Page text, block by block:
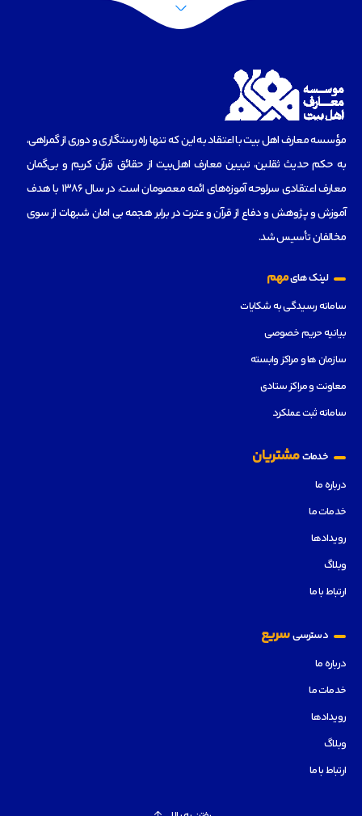
مؤسسه‌ معارف اهل بیت با اعتقاد به این که تنها راه رستگاری و دوری از گمراهی،
به حکم حدیث ثقلین، تبیین معارف اهل‌بیت از حقائق قرآن کریم و بی‌گمان
معارف اعتقادی سرلوحه آموزه‌های ائمه معصومان است، در سال 1386 با هدف
آموزش و پژوهش و دفاع از قرآن و عترت در برابر هجمه بی امان شبهات از سوی
مخالفان تأسیس شد.
لینک هایمهم
سامانه رسیدگی به شکایات
بیانیه حریم خصوصی
سازمان ها و مراکز وابسته
معاونت و مراکز ستادی
سامانه ثبت عملکرد
خدماتمشتریان
درباره ما
خدمات ما
رویدادها
وبلاگ
ارتباط با ما
دسترسیسریع
درباره ما
خدمات ما
رویدادها
وبلاگ
ارتباط با ما